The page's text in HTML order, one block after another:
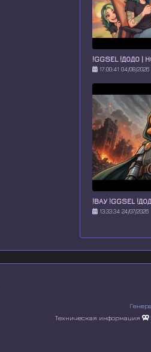
!GGSEL !ДОДО |
17:00:41 04/08/2026
!ВАУ !GGSEL
13:33:34 24/07/2026
Техническая информация